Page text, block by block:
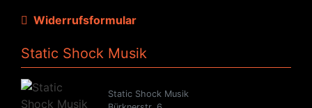
Widerrufsformular
Static Shock Musik
Static Shock Musik